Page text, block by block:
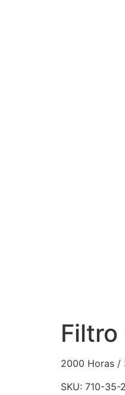
2000 Horas /
SKU: 710-35-